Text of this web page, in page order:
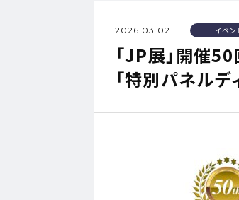
2026.03.02 イベン
「JP展」開催
「特別パネル